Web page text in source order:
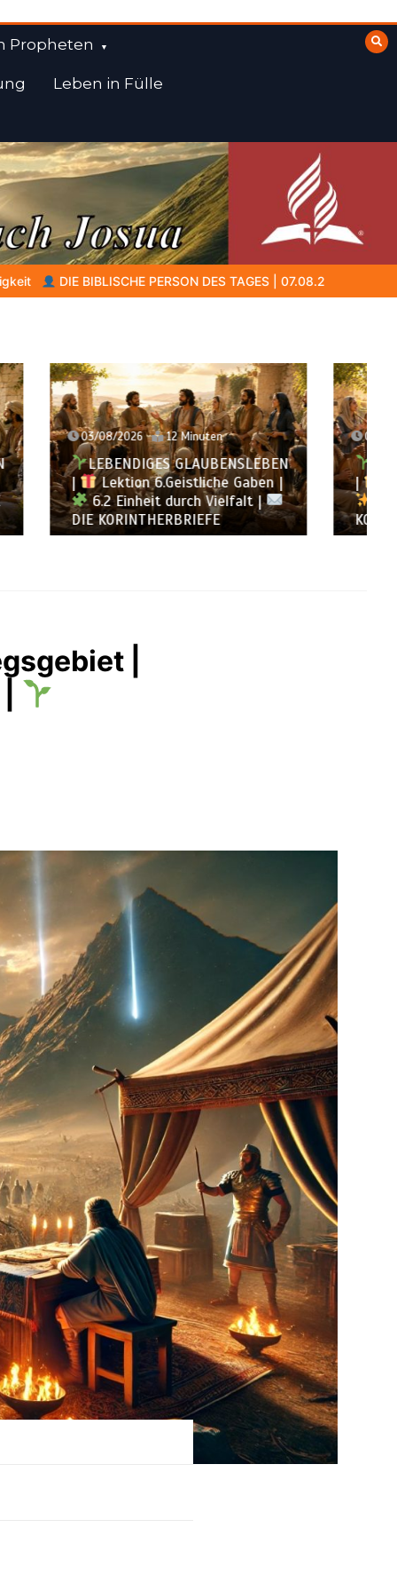
Propheten
Leben in Fülle
| 07.08.2026 | Amram – der Vater, der in dunkler Zeit
|
|
02/08/2026 12 Minuten
LEBENDIGES GLAUBENSLEBEN
|
Lektion 6.Geistliche Gaben |
6.1 Vielfältige Gaben |
DIE
KORINTHERBRIEFE
|